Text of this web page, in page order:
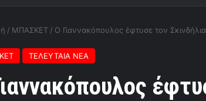
/ ΜΠΑΣΚΕΤ / Ο Γιαννακόπουλος έφτυσε τον
ΤΕΛΕΥΤΑΙΑ ΝΕΑ